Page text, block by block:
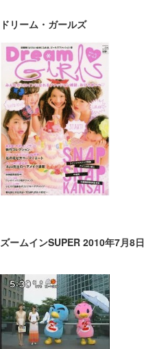
ドリーム・ガールズ
ズームインSUPER 2010年7月8日